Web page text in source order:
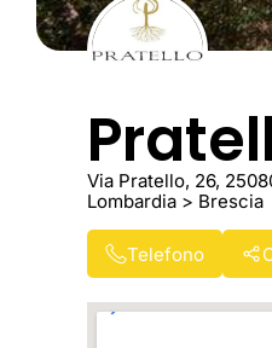
Via Pratello, 26,
Lombardia > Brescia
Telefono